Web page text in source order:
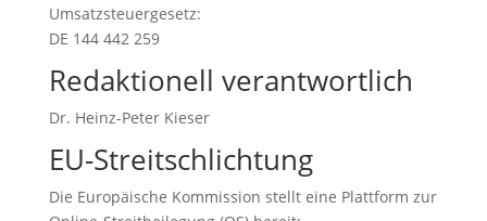
Umsatzsteuergesetz:
DE 144 442 259
Redaktionell verantwortlich
Dr. Heinz-Peter Kieser
EU-Streitschlichtung
Die Europäische Kommission stellt eine Plattform zur